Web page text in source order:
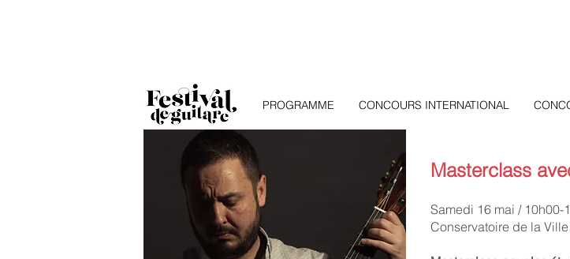
PROGRAMME CONCOURS INTERNATIONAL
Masterclass
Samedi 16 mai / 10h00-
Conservatoire de la